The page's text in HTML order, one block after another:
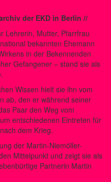
der EKD in Berlin //
Lehrerin, Mutter, Pfarrfrau
bekannten Ehemann
in der Bekennenden
Gefangener – stand sie als
Wissen hielt sie ihn vom
ab, den er während seiner
Paar den Weg vom
entschiedenen Eintreten für
dem Krieg.
der Martin-Niemöller-
Mittelpunkt und zeigt sie als
Partnerin Martin